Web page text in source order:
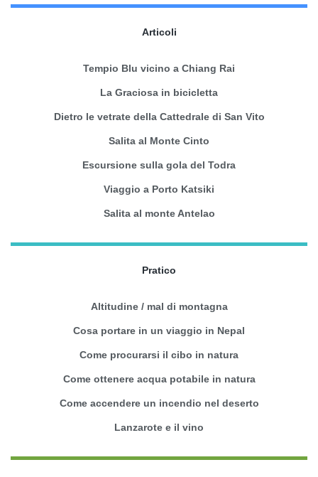
Articoli
Tempio Blu vicino a Chiang Rai
La Graciosa in bicicletta
Dietro le vetrate della Cattedrale di San Vito
Salita al Monte Cinto
Escursione sulla gola del Todra
Viaggio a Porto Katsiki
Salita al monte Antelao
Pratico
Altitudine / mal di montagna
Cosa portare in un viaggio in Nepal
Come procurarsi il cibo in natura
Come ottenere acqua potabile in natura
Come accendere un incendio nel deserto
Lanzarote e il vino